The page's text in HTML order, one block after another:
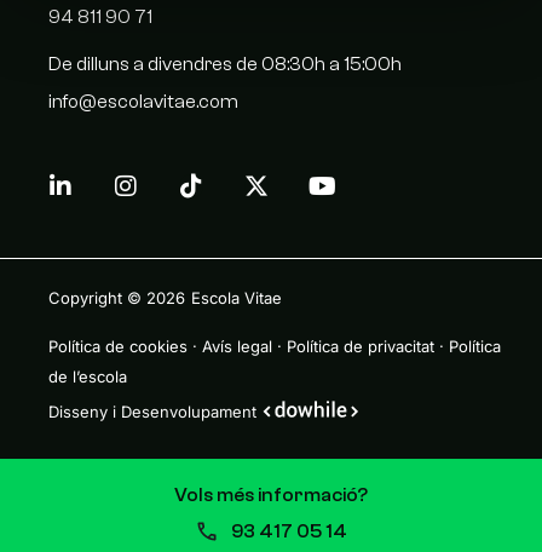
94 811 90 71
De dilluns a divendres de 08:30h a 15:00h
info@escolavitae.com
Copyright © 2026 Escola Vitae
Política de cookies · Avís legal · Política de privacitat · Política
de l’escola
Disseny i Desenvolupament
Vols més informació?
93 417 05 14